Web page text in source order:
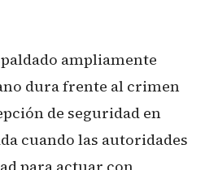
ampliamente
dura frente al crimen
de seguridad en
cuando las autoridades